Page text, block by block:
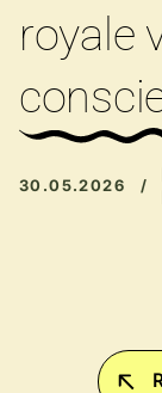
royale
30.05.2026 /